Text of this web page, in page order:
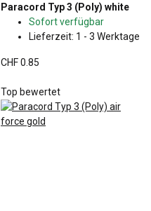
Paracord Typ 3 (Poly) white
Sofort verfügbar
Lieferzeit: 1 - 3 Werktage
CHF 0.85
Top bewertet